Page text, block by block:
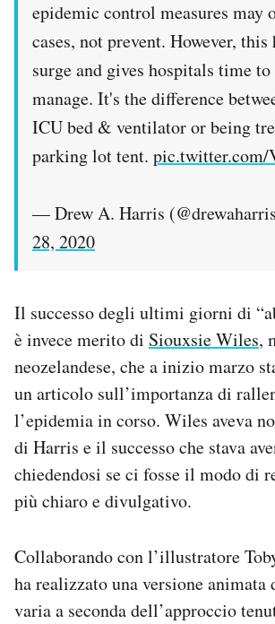
epidemic control measures may
cases, not prevent. However,
surge and gives hospitals time to
manage. It's the difference
ICU bed & ventilator or being
parking lot tent.
— Drew A. Harris
28, 2020
Il successo degli ultimi giorni di
è invece merito di Siouxsie Wiles,
neozelandese, che a inizio marzo
un articolo sull’importanza di
l’epidemia in corso. Wiles aveva
di Harris e il successo che stava
chiedendosi se ci fosse il modo di
più chiaro e divulgativo.
Collaborando con l’illustratore
ha realizzato una versione animata
varia a seconda dell’approccio